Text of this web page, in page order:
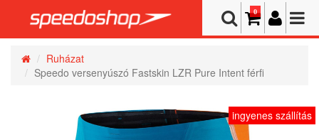
0
Ruházat
Speedo versenyúszó Fastskin LZR Pure Intent férfi
ingyenes szállítás